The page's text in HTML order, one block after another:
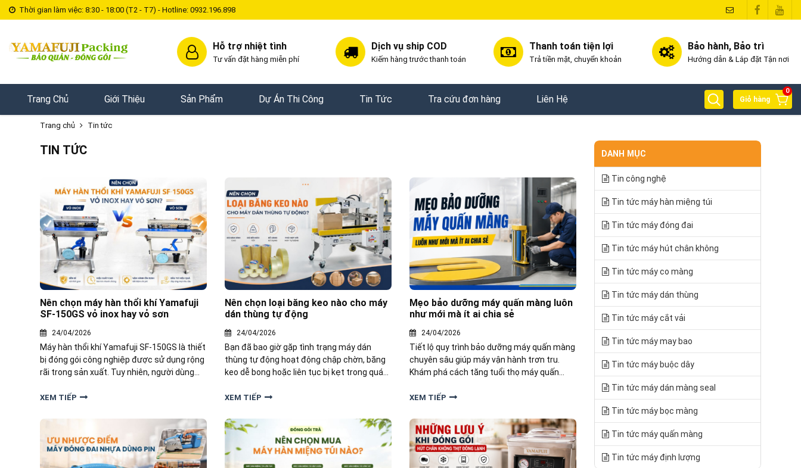
Thời gian làm việc: 8:30 - 18:00 (T2 - T7) - Hotline: 0932.196.898
Hỗ trợ nhiệt tình
Tư vấn đặt hàng miễn phí
Dịch vụ ship COD
Kiếm hàng trước thanh toán
Thanh toán tiện lợi
Trả tiền mặt, chuyển khoản
Bảo hành, Bảo trì
Hướng dẫn & Lắp đặt Tận nơi
Trang Chủ Giới Thiệu Sản Phẩm Dự Án Thi Công Tin Tức Tra cứu đơn hàng Liên Hệ
0
Giỏ hàng
Trang chủ Tin tức
TIN TỨC
Nên chọn máy hàn thổi khí Yamafuji
SF-150GS vỏ inox hay vỏ sơn
24/04/2026
Máy hàn thổi khí Yamafuji SF-150GS là thiết
bị đóng gói công nghiệp được sử dụng rộng
rãi trong sản xuất. Tuy nhiên, người dùng
Dưới đây sẽ giúp bạn so sánh máy hàn thổi
XEM TIẾP
Nên chọn loại băng keo nào cho máy
dán thùng tự động
24/04/2026
Bạn đã bao giờ gặp tình trạng máy dán
thùng tự động hoạt động chập chờn, băng
keo dễ bong hoặc liên tục bị kẹt trong quá
nào cho máy dán thùng tự động? Hãy cùng
XEM TIẾP
Mẹo bảo dưỡng máy quấn màng luôn
như mới mà ít ai chia sẻ
24/04/2026
Tiết lộ quy trình bảo dưỡng máy quấn màng
chuyên sâu giúp máy vận hành trơn tru.
Khám phá cách tăng tuổi thọ máy quấn
XEM TIẾP
DANH MỤC
Tin công nghệ
Tin tức máy hàn miệng túi
Tin tức máy đóng đai
Tin tức máy hút chân không
Tin tức máy co màng
Tin tức máy dán thùng
Tin tức máy cắt vải
Tin tức máy may bao
Tin tức máy buộc dây
Tin tức máy dán màng seal
Tin tức máy bọc màng
Tin tức máy quấn màng
Tin tức máy định lượng